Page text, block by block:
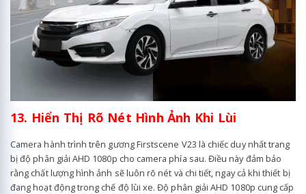
13. Hiển Thị Rõ Nét Hình Ảnh Khi Lùi
Camera hành trình trên gương Firstscene V23 là chiếc duy nhất trang
bị độ phân giải AHD 1080p cho camera phía sau. Điều này đảm bảo
rằng chất lượng hình ảnh sẽ luôn rõ nét và chi tiết, ngay cả khi thiết bị
đang hoạt động trong chế độ lùi xe. Độ phân giải AHD 1080p cung cấp